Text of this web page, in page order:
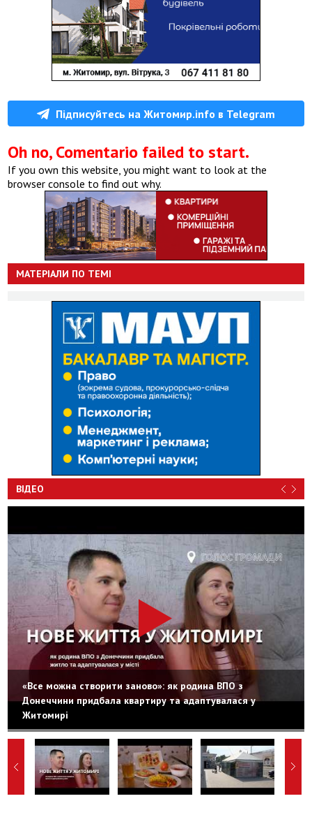
Підписуйтесь на Житомир.info в Telegram
Oh no, Comentario failed to start.
If you own this website, you might want to look at the
browser console to find out why.
МАТЕРІАЛИ ПО ТЕМІ
ВІДЕО
«Все можна створити заново»: як родина ВПО з
Донеччини придбала квартиру та адаптувалася у
Житомирі